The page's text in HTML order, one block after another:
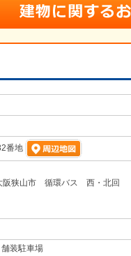
番地
狭山市 循環バス 西・北回
装駐車場